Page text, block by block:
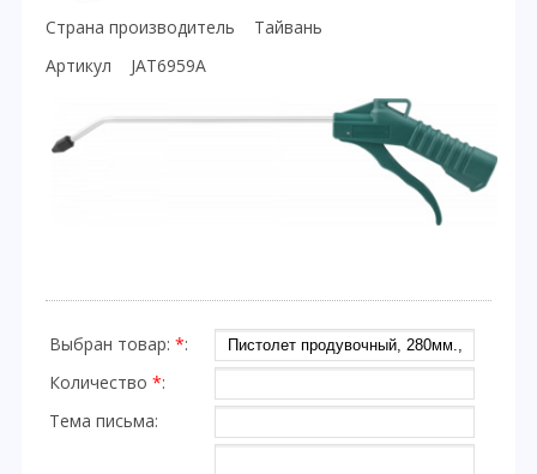
Страна производитель Тайвань
Артикул JAT6959A
Выбран товар: *:
Количество *:
Тема письма: